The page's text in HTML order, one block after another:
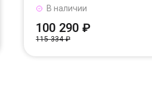
В наличии
100 290 ₽
115 334 ₽